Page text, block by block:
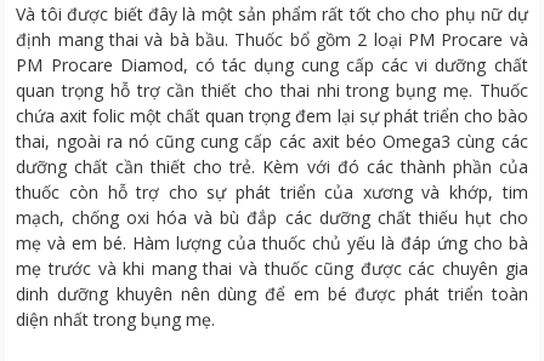
Và tôi được biết đây là một sản phẩm rất tốt cho cho phụ nữ dự
định mang thai và bà bầu. Thuốc bổ gồm 2 loại PM Procare và
PM Procare Diamod, có tác dụng cung cấp các vi dưỡng chất
quan trọng hỗ trợ cần thiết cho thai nhi trong bụng mẹ. Thuốc
chứa axit folic một chất quan trọng đem lại sự phát triển cho bào
thai, ngoài ra nó cũng cung cấp các axit béo Omega3 cùng các
dưỡng chất cần thiết cho trẻ. Kèm với đó các thành phần của
thuốc còn hỗ trợ cho sự phát triển của xương và khớp, tim
mạch, chống oxi hóa và bù đắp các dưỡng chất thiếu hụt cho
mẹ và em bé. Hàm lượng của thuốc chủ yếu là đáp ứng cho bà
mẹ trước và khi mang thai và thuốc cũng được các chuyên gia
dinh dưỡng khuyên nên dùng để em bé được phát triển toàn
diện nhất trong bụng mẹ.